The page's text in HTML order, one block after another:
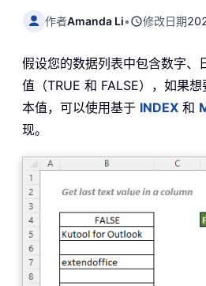
作者Amanda Li• 修改日期
假设您的数据列表中包含数字、
值（TRUE 和 FALSE），如果
本值，可以使用基于 INDEX 和
现。